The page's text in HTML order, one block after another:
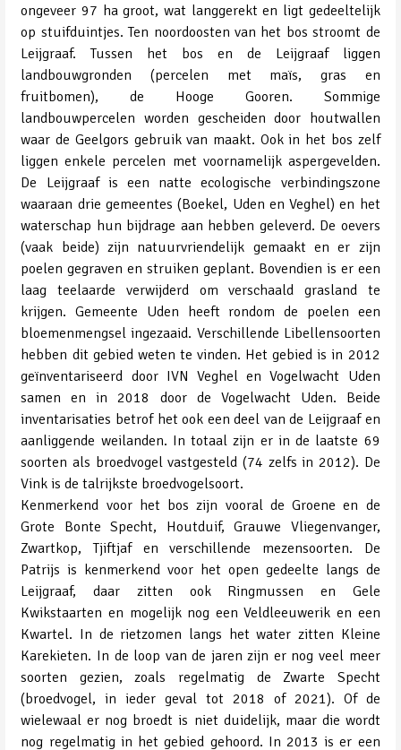
ongeveer 97 ha groot, wat langgerekt en ligt gedeeltelijk
op stuifduintjes. Ten noordoosten van het bos stroomt de
Leijgraaf. Tussen het bos en de Leijgraaf liggen
landbouwgronden (percelen met maïs, gras en
fruitbomen), de Hooge Gooren. Sommige
landbouwpercelen worden gescheiden door houtwallen
waar de Geelgors gebruik van maakt. Ook in het bos zelf
liggen enkele percelen met voornamelijk aspergevelden.
De Leijgraaf is een natte ecologische verbindingszone
waaraan drie gemeentes (Boekel, Uden en Veghel) en het
waterschap hun bijdrage aan hebben geleverd. De oevers
(vaak beide) zijn natuurvriendelijk gemaakt en er zijn
poelen gegraven en struiken geplant. Bovendien is er een
laag teelaarde verwijderd om verschaald grasland te
krijgen. Gemeente Uden heeft rondom de poelen een
bloemenmengsel ingezaaid. Verschillende Libellensoorten
hebben dit gebied weten te vinden. Het gebied is in 2012
geïnventariseerd door IVN Veghel en Vogelwacht Uden
samen en in 2018 door de Vogelwacht Uden. Beide
inventarisaties betrof het ook een deel van de Leijgraaf en
aanliggende weilanden. In totaal zijn er in de laatste 69
soorten als broedvogel vastgesteld (74 zelfs in 2012). De
Vink is de talrijkste broedvogelsoort.
Kenmerkend voor het bos zijn vooral de Groene en de
Grote Bonte Specht, Houtduif, Grauwe Vliegenvanger,
Zwartkop, Tjiftjaf en verschillende mezensoorten. De
Patrijs is kenmerkend voor het open gedeelte langs de
Leijgraaf, daar zitten ook Ringmussen en Gele
Kwikstaarten en mogelijk nog een Veldleeuwerik en een
Kwartel. In de rietzomen langs het water zitten Kleine
Karekieten. In de loop van de jaren zijn er nog veel meer
soorten gezien, zoals regelmatig de Zwarte Specht
(broedvogel, in ieder geval tot 2018 of 2021). Of de
wielewaal er nog broedt is niet duidelijk, maar die wordt
nog regelmatig in het gebied gehoord. In 2013 is er een